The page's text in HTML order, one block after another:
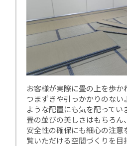
お客様が実際に畳の上を歩か
つまずきや引っかかりのない
ような配置にも気を配ってい
畳の並びの美しさはもちろん
安全性の確保にも細心の注意
覧いただける空間づくりを目